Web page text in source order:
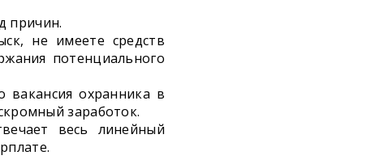
причин.
не имеете средств
потенциального
охранника в
заработок.
весь линейный